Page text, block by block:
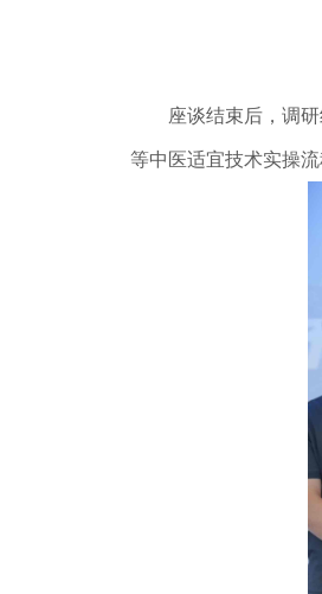
座谈结束后，调研
等中医适宜技术实操